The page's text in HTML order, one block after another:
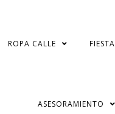
ROPA CALLE FIESTA
ASESORAMIENTO